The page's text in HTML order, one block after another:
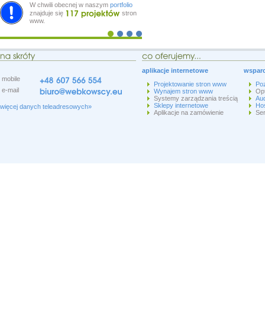
W chwili obecnej w naszym portfolio
znajduje się
stron
www.
mobile
e-mail
więcej danych teleadresowych»
aplikacje internetowe
Projektowanie stron www
Wynajem stron www
Systemy zarządzania treścią
Sklepy internetowe
Aplikacje na zamówienie